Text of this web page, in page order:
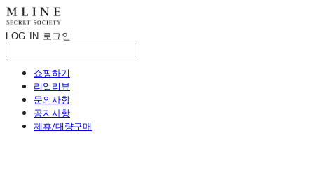
LOG IN 로그인
쇼핑하기
리얼리뷰
문의사항
공지사항
제휴/대량구매